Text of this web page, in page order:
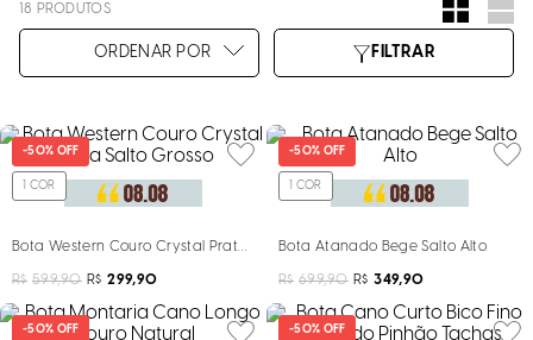
18 PRODUTOS
-50% OFF
COR
Bota Western Couro Crystal Prata Salto Grosso
R$ 599,90 R$ 299,90
-50% OFF
COR
Bota Atanado Bege Salto Alto
R$ 699,90 R$ 349,90
-50% OFF -50% OFF